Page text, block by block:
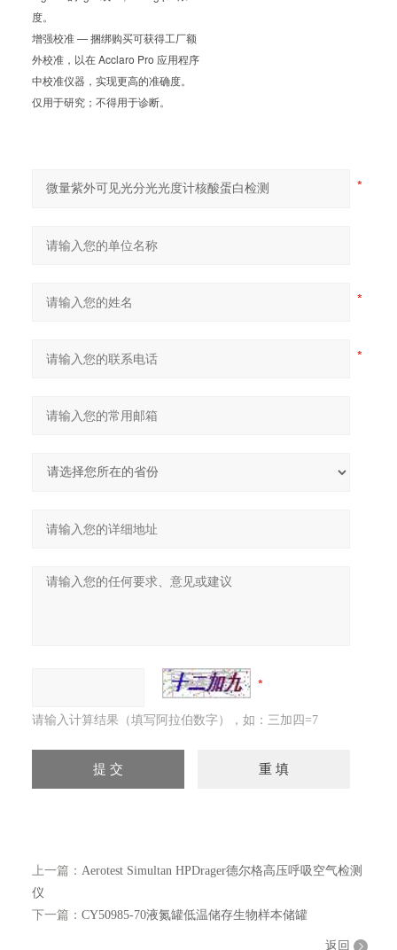
度。
增强校准 — 捆绑购买可获得工厂额
外校准，以在 Acclaro Pro 应用程序
中校准仪器，实现更高的准确度。
仅用于研究；不得用于诊断。
请输入计算结果（填写阿拉伯数字），如：三加四=7
上一篇： Aerotest Simultan HPDrager德尔格高压呼吸空气检测
仪
下一篇： CY50985-70液氮罐低温储存生物样本储罐
返回